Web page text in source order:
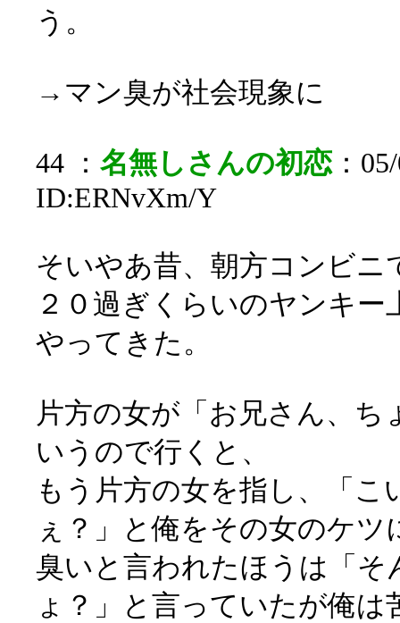
う。
→マン臭が社会現象に
44 ： 名無しさんの初恋：
ID:ERNvXm/Y
そいやあ昔、朝方コンビニ
２０過ぎくらいのヤンキ
やってきた。
片方の女が「お兄さん、
いうので行くと、
もう片方の女を指し、「こ
ぇ？」と俺をその女のケツ
臭いと言われたほうは「そ
ょ？」と言っていたが俺